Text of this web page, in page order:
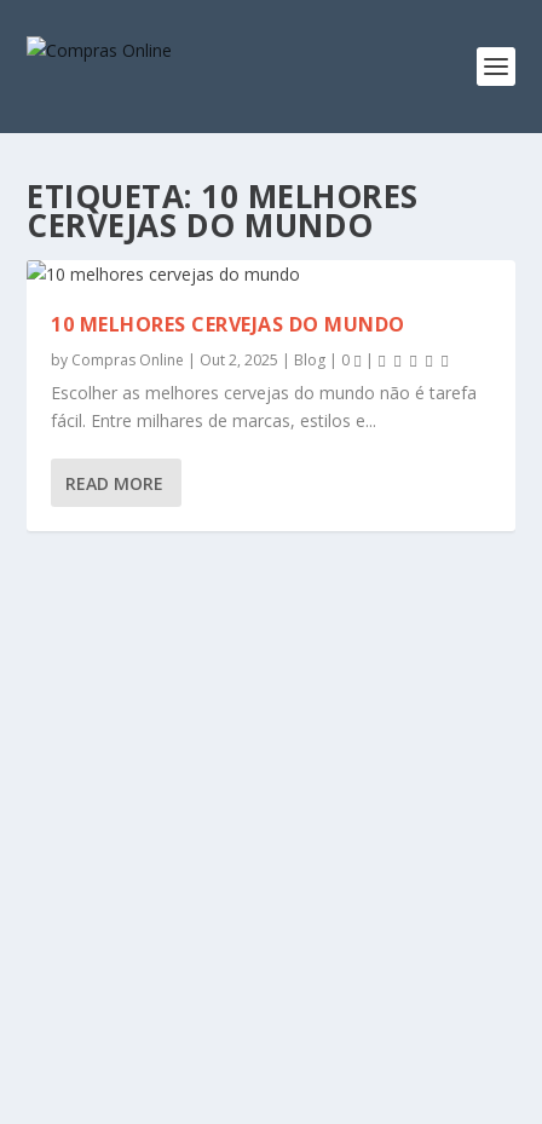
ETIQUETA: 10 MELHORES
CERVEJAS DO MUNDO
10 MELHORES CERVEJAS DO MUNDO
by Compras Online | Out 2, 2025 | Blog | 0 |
Escolher as melhores cervejas do mundo não é tarefa
fácil. Entre milhares de marcas, estilos e...
READ MORE